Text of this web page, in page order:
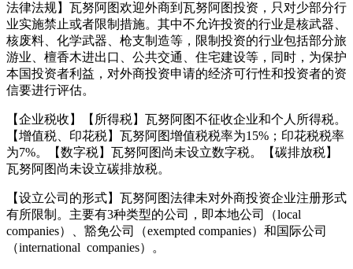
法律法规】瓦努阿图欢迎外商到瓦努阿图投资，只对少部分行
业实施禁止或者限制措施。其中不允许投资的行业是核武器、
核废料、化学武器、枪支制造等，限制投资的行业包括部分旅
游业、檀香木进出口、公共交通、住宅建设等，同时，为保护
本国投资者利益，对外商投资申请的经济可行性和投资者的资
信要进行评估。
【企业税收】【所得税】瓦努阿图不征收企业和个人所得税。
【增值税、印花税】瓦努阿图增值税税率为15%；印花税税率
为7%。【数字税】瓦努阿图尚未设立数字税。【碳排放税】
瓦努阿图尚未设立碳排放税。
【设立公司的形式】瓦努阿图法律未对外商投资企业注册形式
有所限制。主要有3种类型的公司，即本地公司（local
companies）、豁免公司（exempted companies）和国际公司
（international companies）。